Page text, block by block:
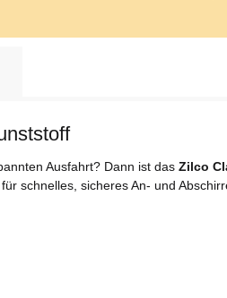
Ausfahrt? Dann ist das Zilco
schnelles, sicheres An- und